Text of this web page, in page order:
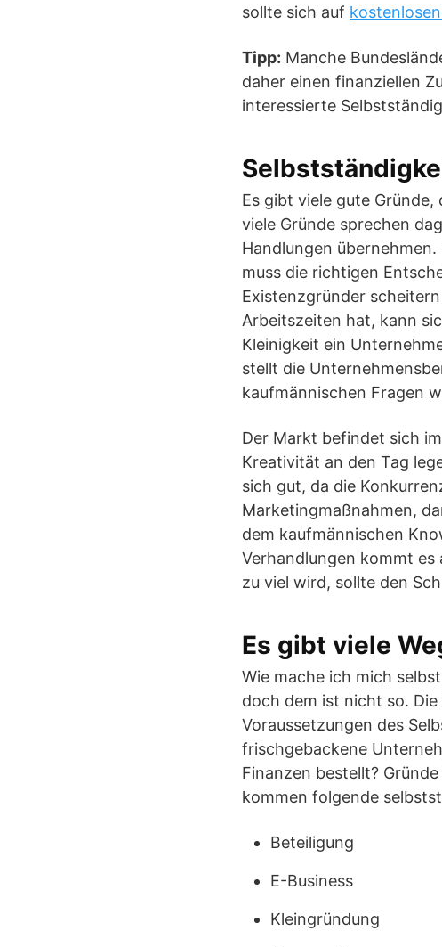
sollte sich auf
Tipp: Manche
daher einen finanziellen
interessierte
Es gibt viele gute
viele Gründe sprechen
Handlungen
muss die richtigen
Existenzgründer
Arbeitszeiten hat, kann
Kleinigkeit ein
stellt die
kaufmännischen Fragen
Der Markt befindet sich
Kreativität an den Tag
sich gut, da die
Marketingmaßnahmen,
dem kaufmännischen
Verhandlungen kommt es
zu viel wird, sollte den
Es gibt viele
Wie mache ich mich
doch dem ist nicht so.
Voraussetzungen des
frischgebackene
Finanzen bestellt?
kommen folgende
Beteiligung
E-Business
Kleingründung